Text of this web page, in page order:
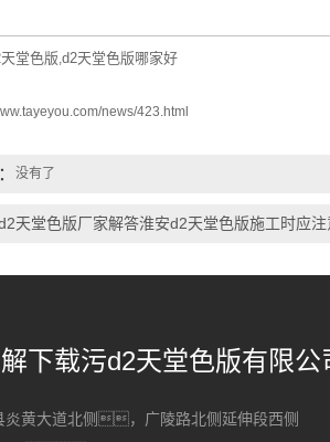
堂色版,d2天堂色版哪家好
news/423.html
没有了
天堂色版厂家解答淮安d2天堂色版施工时
下载污d2天堂色版有限公
黄大道北侧，广陵路北侧延伸段西侧